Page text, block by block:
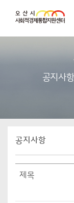
공지사
공지사항
제목